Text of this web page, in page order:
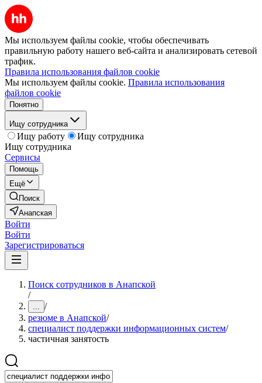
Мы используем файлы cookie, чтобы обеспечивать
правильную работу нашего веб-сайта и анализировать сетевой
трафик.
Правила использования файлов cookie
Мы используем файлы cookie. Правила использования
файлов cookie
Понятно
Ищу сотрудника
Ищу работу
Ищу сотрудника
Ищу сотрудника
Сервисы
Помощь
Ещё
Поиск
Анапская
Войти
Войти
Зарегистрироваться
Поиск сотрудников в Анапской
/
... /
резюме в Анапской/
специалист поддержки информационных систем/
частичная занятость